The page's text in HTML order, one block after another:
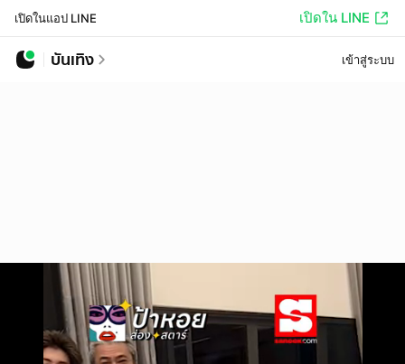
เปิดในแอป LINE เปิดใน LINE
บันเทิง เข้าสู่ระบบ